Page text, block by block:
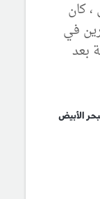
كان
في
بعد
الأبيض